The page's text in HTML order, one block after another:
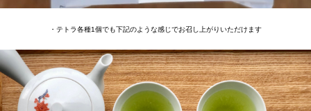
・テトラ各種1個でも下記のような感じでお召し上がりいただけます